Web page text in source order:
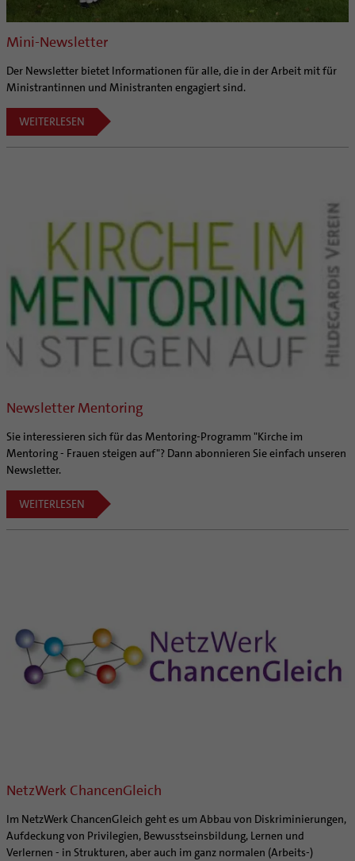
Mini-Newsletter
Der Newsletter bietet Informationen für alle, die in der Arbeit mit für
Ministrantinnen und Ministranten engagiert sind.
WEITERLESEN
Newsletter Mentoring
Sie interessieren sich für das Mentoring-Programm "Kirche im
Mentoring - Frauen steigen auf"? Dann abonnieren Sie einfach unseren
Newsletter.
WEITERLESEN
NetzWerk ChancenGleich
Im NetzWerk ChancenGleich geht es um Abbau von Diskriminierungen,
Aufdeckung von Privilegien, Bewusstseinsbildung, Lernen und
Verlernen - in Strukturen, aber auch im ganz normalen (Arbeits-)